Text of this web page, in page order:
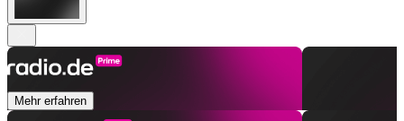
Mehr erfahren